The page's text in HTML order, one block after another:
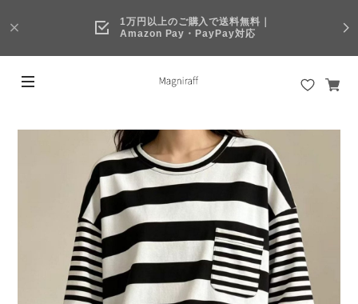
1万円以上のご購入で送料無料｜
Amazon Pay・PayPay対応